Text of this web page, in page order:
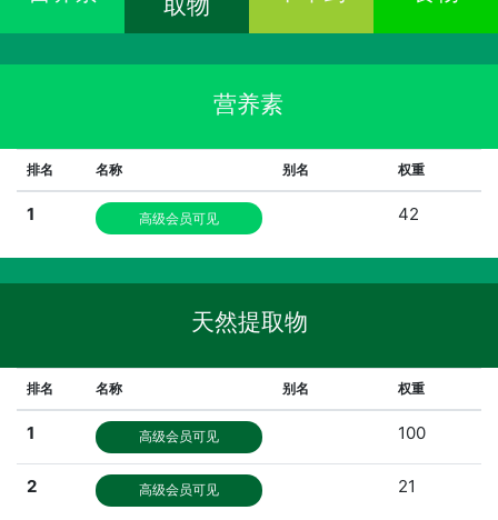
营养素
排名 名称 别名 权重
1 高级会员可见 42
天然提取物
排名 名称 别名 权重
1 高级会员可见 100
2 高级会员可见 21